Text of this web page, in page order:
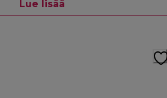
Lue lisää